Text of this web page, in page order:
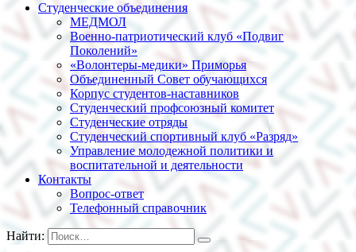
Студенческие объединения
МЕДМОЛ
Военно-патриотический клуб «Подвиг
Поколений»
«Волонтеры-медики» Приморья
Объединенный Совет обучающихся
Корпус студентов-наставников
Студенческий профсоюзный комитет
Студенческие отряды
Студенческий спортивный клуб «Разряд»
Управление молодежной политики и
воспитательной и деятельности
Контакты
Вопрос-ответ
Телефонный справочник
Найти: